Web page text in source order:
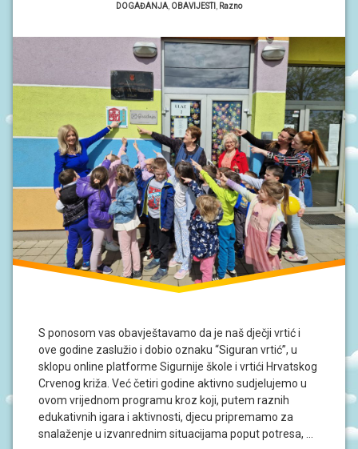
Kategorije:
DOGAĐANJA OBAVIJESTI Razno
S ponosom vas obavještavamo da je naš dječji vrtić i
ove godine zaslužio i dobio oznaku “Siguran vrtić”, u
sklopu online platforme Sigurnije škole i vrtići Hrvatskog
Crvenog križa. Već četiri godine aktivno sudjelujemo u
ovom vrijednom programu kroz koji, putem raznih
edukativnih igara i aktivnosti, djecu pripremamo za
snalaženje u izvanrednim situacijama poput potresa, …